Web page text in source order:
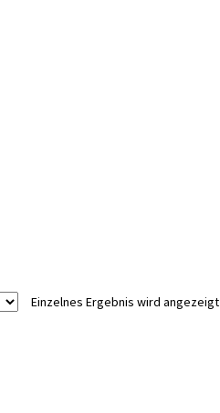
Einzelnes Ergebnis wird angezeigt